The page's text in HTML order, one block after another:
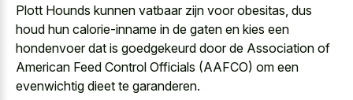
Plott Hounds kunnen vatbaar zijn voor obesitas, dus
houd hun calorie-inname in de gaten en kies een
hondenvoer dat is goedgekeurd door de Association of
American Feed Control Officials (AAFCO) om een
evenwichtig dieet te garanderen.